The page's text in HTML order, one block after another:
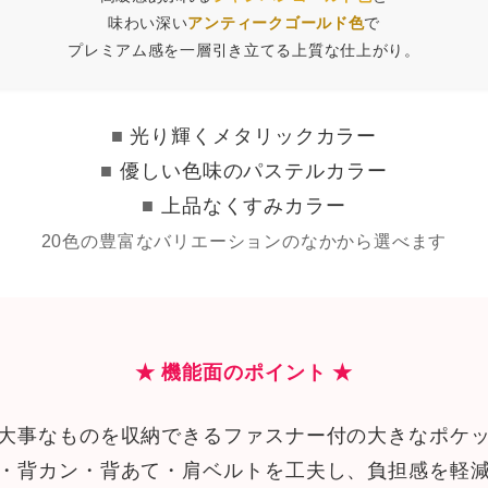
味わい深いアンティークゴールド色で
プレミアム感を一層引き立てる上質な仕上がり。
■ 光り輝くメタリックカラー
■ 優しい色味のパステルカラー
■ 上品なくすみカラー
20色の豊富なバリエーションのなかから選べます
★ 機能面のポイント ★
事なものを収納できるファスナー付の大きなポケ
背カン・背あて・肩ベルトを工夫し、負担感を軽